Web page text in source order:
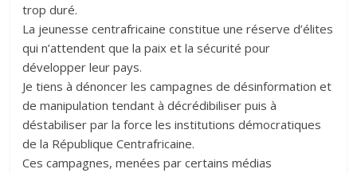
trop duré.
La jeunesse centrafricaine constitue une réserve d’élites
qui n’attendent que la paix et la sécurité pour
développer leur pays.
Je tiens à dénoncer les campagnes de désinformation et
de manipulation tendant à décrédibiliser puis à
déstabiliser par la force les institutions démocratiques
de la République Centrafricaine.
Ces campagnes, menées par certains médias